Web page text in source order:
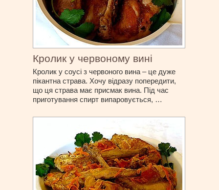
Кролик у червоному вині
Кролик у соусі з червоного вина – це дуже
пікантна страва. Хочу відразу попередити,
що ця страва має присмак вина. Під час
приготування спирт випаровується, …